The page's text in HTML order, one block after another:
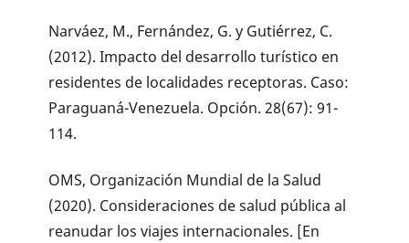
Narváez, M., Fernández, G. y Gutiérrez, C.
(2012). Impacto del desarrollo turístico en
residentes de localidades receptoras. Caso:
Paraguaná-Venezuela. Opción. 28(67): 91-
114.
OMS, Organización Mundial de la Salud
(2020). Consideraciones de salud pública al
reanudar los viajes internacionales. [En